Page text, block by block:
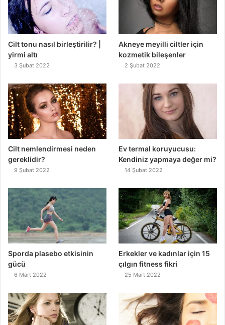
Cilt tonu nasıl birleştirilir? |
yirmi altı
3 Şubat 2022
Akneye meyilli ciltler için
kozmetik bileşenler
2 Şubat 2022
Cilt nemlendirmesi neden
gereklidir?
9 Şubat 2022
Ev termal koruyucusu:
Kendiniz yapmaya değer mi?
14 Şubat 2022
Sporda plasebo etkisinin
gücü
6 Mart 2022
Erkekler ve kadınlar için 15
çılgın fitness fikri
25 Mart 2022